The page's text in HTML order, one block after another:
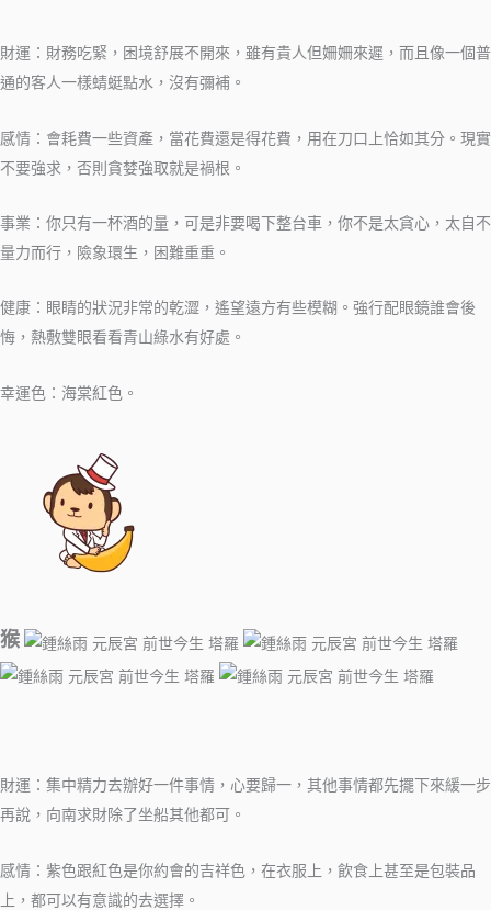
財運：財務吃緊，困境舒展不開來，雖有貴人但姍姍來遲，而且像一個普
通的客人一樣蜻蜓點水，沒有彌補。
感情：會耗費一些資產，當花費還是得花費，用在刀口上恰如其分。現實
不要強求，否則貪婪強取就是禍根。
事業：你只有一杯酒的量，可是非要喝下整台車，你不是太貪心，太自不
量力而行，險象環生，困難重重。
健康：眼睛的狀況非常的乾澀，遙望遠方有些模糊。強行配眼鏡誰會後
悔，熱敷雙眼看看青山綠水有好處。
幸運色：海棠紅色。
猴
財運：集中精力去辦好一件事情，心要歸一，其他事情都先擺下來緩一步
再說，向南求財除了坐船其他都可。
感情：紫色跟紅色是你約會的吉祥色，在衣服上，飲食上甚至是包裝品
上，都可以有意識的去選擇。